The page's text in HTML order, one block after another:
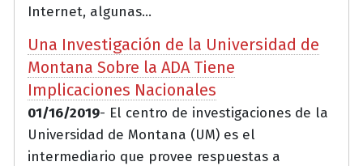
Internet, algunas...
Una Investigación de la Universidad de
Montana Sobre la ADA Tiene
Implicaciones Nacionales
01/16/2019- El centro de investigaciones de la
Universidad de Montana (UM) es el
intermediario que provee respuestas a